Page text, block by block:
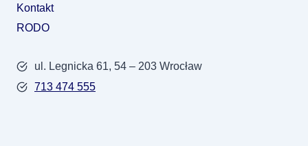
Kontakt
RODO
ul. Legnicka 61, 54 – 203 Wrocław
713 474 555